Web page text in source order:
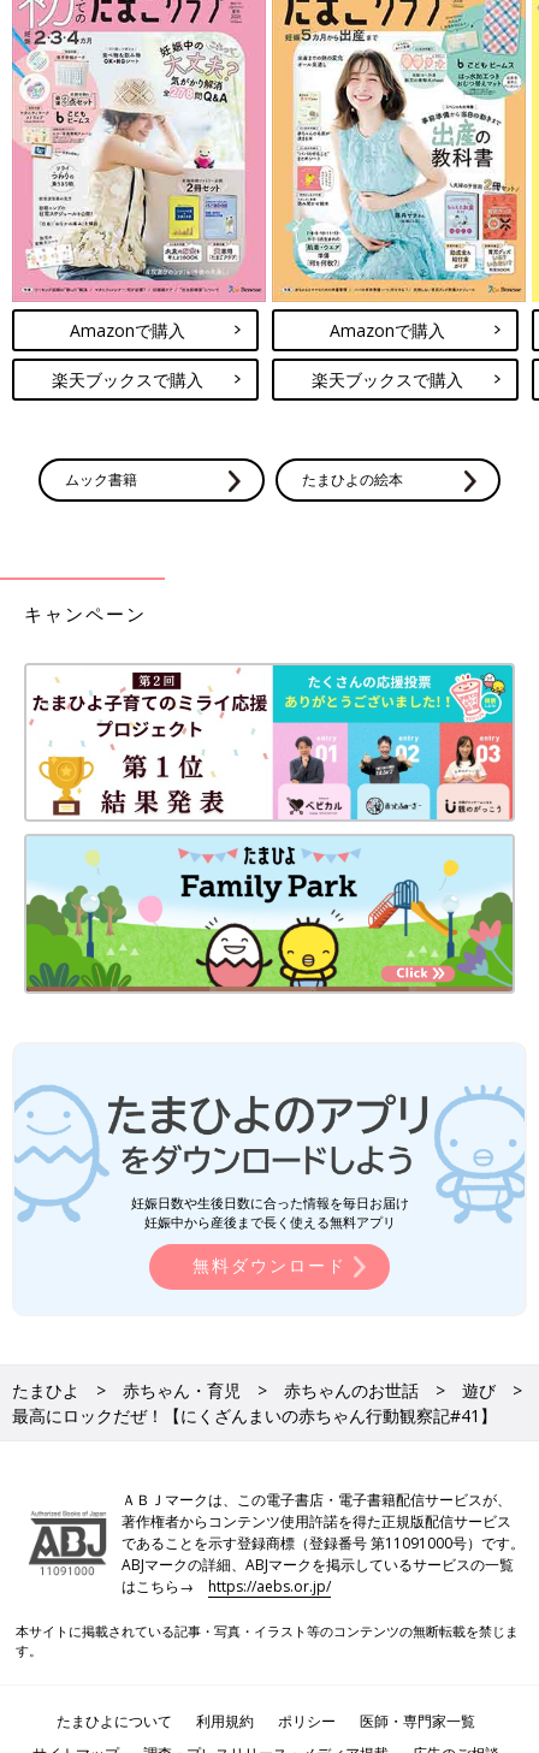
前の話
イヤイヤ期の裏の顔
【にくざんまいの赤
ちゃん行動観察記
#40】
次の話
大きくなったおなかの
コミュニケーションの
取り方【にくざんまい
の赤ちゃん行動観察記
#42】
Amazonで購入
楽天ブックスで購入
Amazonで購入
楽天ブックスで購入
ムック書籍 たまひよの絵本
キャンペーン
妊娠日数や生後日数に合った情報を毎日お届け
妊娠中から産後まで長く使える無料アプリ
無料ダウンロード
たまひよ 赤ちゃん・育児 赤ちゃんのお世話
遊び
最高にロックだぜ！【にくざんまいの赤ちゃん行動観察記#41】
ＡＢＪマークは、この電子書店・電子書籍配信サービスが、
著作権者からコンテンツ使用許諾を得た正規版配信サービス
であることを示す登録商標（登録番号 第11091000号）です。
ABJマークの詳細、ABJマークを掲示しているサービスの一覧
はこちら→https://aebs.or.jp/
本サイトに掲載されている記事・写真・イラスト等のコンテンツの無断転載を禁じま
す。
たまひよについて 利用規約 ポリシー
医師・専門家一覧